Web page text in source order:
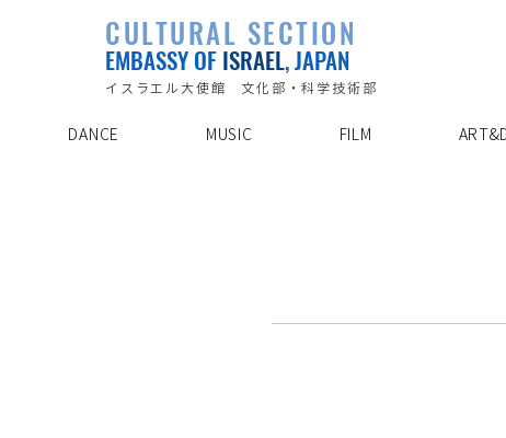
SPECIAL PROJECT
ABOUT US
CONTACT
CULTURAL SECTION
EMBASSY OFISRAEL, JAPAN
イスラエル大使館 文化部・科学技術部
DANCE MUSIC FILM